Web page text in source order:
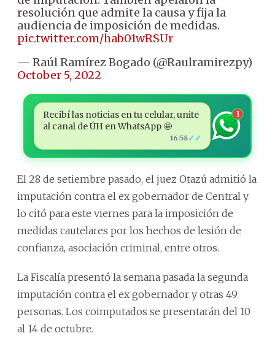
resolución que admite la causa y fija la
audiencia de imposición de medidas.
pic.twitter.com/hab01wRSUr
— Raúl Ramírez Bogado (@Raulramirezpy)
October 5, 2022
Recibí las noticias en tu celular, unite
al canal de ÚH en WhatsApp 🤩
16:58✓✓
1
El 28 de setiembre pasado, el juez Otazú admitió la
imputación contra el ex gobernador de Central y
lo citó para este viernes para la imposición de
medidas cautelares por los hechos de lesión de
confianza, asociación criminal, entre otros.
La Fiscalía presentó la semana pasada la segunda
imputación contra el ex gobernador y otras 49
personas. Los coimputados se presentarán del 10
al 14 de octubre.